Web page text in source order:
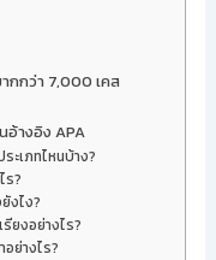
กกว่า 7,000 เคส
างอิง APA
ะเภทไหนบ้าง?
ร?
งไง?
ยงอย่างไร?
ย่างไร?